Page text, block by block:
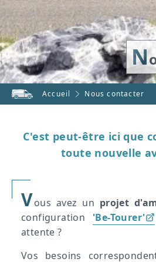
N
Accueil Nous contacter
C'est peut-être ici que
toute nouvelle
Vous avez un projet
configuration 'Be-Tourer'
attente ?
Vos besoins